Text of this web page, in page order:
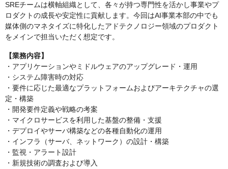
SREチームは横軸組織として、各々が持つ専門性を活かし事業やプ
ロダクトの成長や安定性に貢献します。今回はAI事業本部の中でも
媒体側のマネタイズに特化したアドテクノロジー領域のプロダクト
をメインで担当いただく想定です。
【業務内容】
・アプリケーションやミドルウェアのアップグレード・運用
・システム障害時の対応
・要件に応じた最適なプラットフォームおよびアーキテクチャの選
定・構築
・開発要件定義や戦略の考案
・マイクロサービスを利用した基盤の整備・支援
・デプロイやサーバ構築などの各種自動化の運用
・インフラ（サーバ、ネットワーク）の設計・構築
・監視・アラート設計
・新規技術の調査および導入